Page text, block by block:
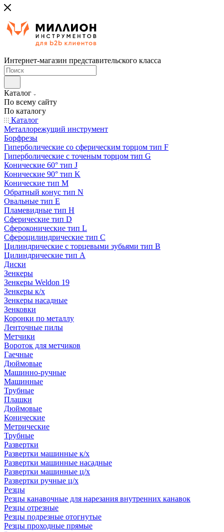
Интернет-магазин представительского класса
Каталог
По всему сайту
По каталогу
Каталог
Металлорежущий инструмент
Борфрезы
Гиперболические cо сферическим торцом тип F
Гиперболические с точеным торцом тип G
Конические 60° тип J
Конические 90° тип K
Конические тип M
Обратный конус тип N
Овальные тип E
Пламевидные тип H
Сферические тип D
Сфероконические тип L
Сфероцилиндрические тип C
Цилиндрические с торцевыми зубьями тип B
Цилиндрические тип А
Диски
Зенкеры
Зенкеры Weldon 19
Зенкеры к/х
Зенкеры насадные
Зенковки
Коронки по металлу
Ленточные пилы
Метчики
Вороток для метчиков
Гаечные
Дюймовые
Машинно-ручные
Машинные
Трубные
Плашки
Дюймовые
Конические
Метрические
Трубные
Развертки
Развертки машинные к/х
Развертки машинные насадные
Развертки машинные ц/х
Развертки ручные ц/х
Резцы
Резцы канавочные для нарезания внутренних канавок
Резцы отрезные
Резцы подрезные отогнутые
Резцы проходные прямые